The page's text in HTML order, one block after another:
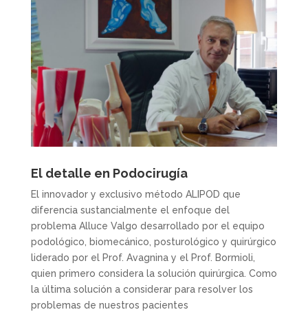
El detalle en Podocirugía
El innovador y exclusivo método ALIPOD que
diferencia sustancialmente el enfoque del
problema Alluce Valgo desarrollado por el equipo
podológico, biomecánico, posturológico y quirúrgico
liderado por el Prof. Avagnina y el Prof. Bormioli,
quien primero considera la solución quirúrgica. Como
la última solución a considerar para resolver los
problemas de nuestros pacientes